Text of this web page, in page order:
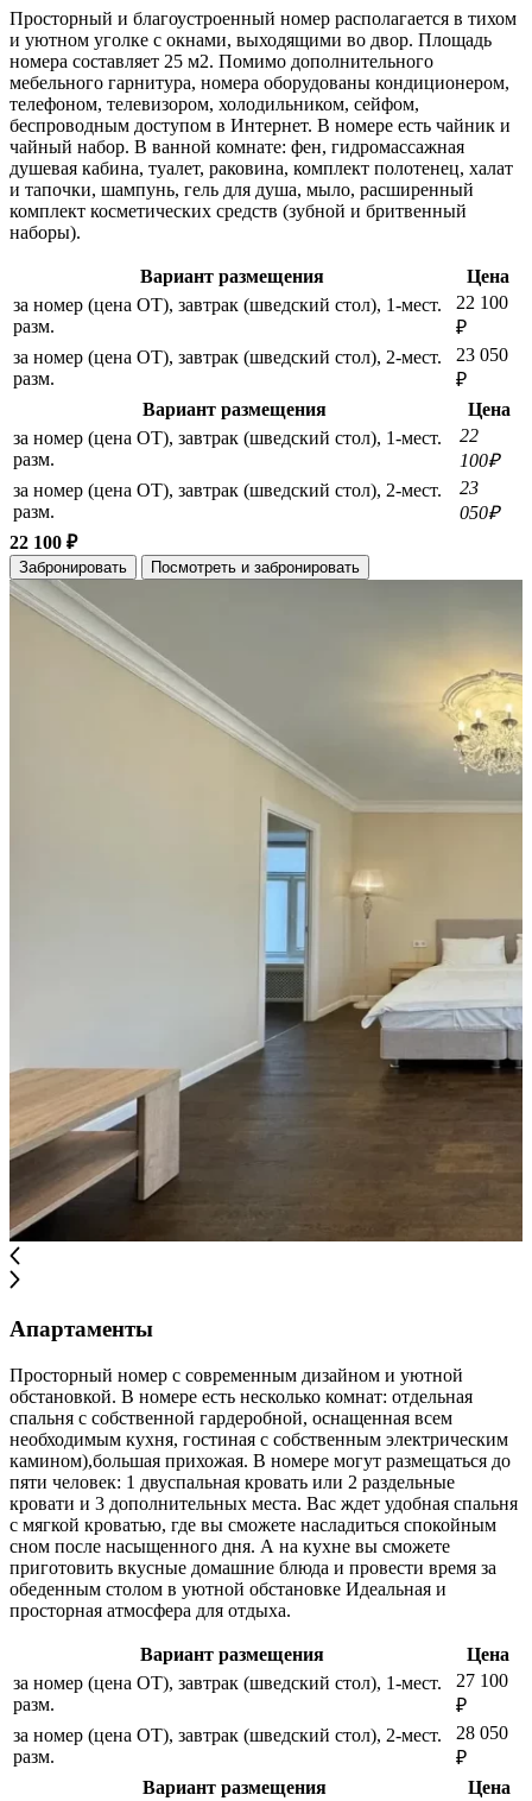
Просторный и благоустроенный номер располагается в тихом
и уютном уголке с окнами, выходящими во двор. Площадь
номера составляет 25 м2. Помимо дополнительного
мебельного гарнитура, номера оборудованы кондиционером,
телефоном, телевизором, холодильником, сейфом,
беспроводным доступом в Интернет. В номере есть чайник и
чайный набор. В ванной комнате: фен, гидромассажная
душевая кабина, туалет, раковина, комплект полотенец, халат
и тапочки, шампунь, гель для душа, мыло, расширенный
комплект косметических средств (зубной и бритвенный
наборы).
Вариант размещения
Цена
за номер (цена ОТ), завтрак (шведский стол), 1-мест.
разм.
22 100
₽
за номер (цена ОТ), завтрак (шведский стол), 2-мест.
разм.
23 050
₽
Вариант размещения
Цена
за номер (цена ОТ), завтрак (шведский стол), 1-мест.
разм.
22
100₽
за номер (цена ОТ), завтрак (шведский стол), 2-мест.
разм.
23
050₽
22 100 ₽
Забронировать Посмотреть и забронировать
Апартаменты
Просторный номер с современным дизайном и уютной
обстановкой. В номере есть несколько комнат: отдельная
спальня с собственной гардеробной, оснащенная всем
необходимым кухня, гостиная с собственным электрическим
камином),большая прихожая. В номере могут размещаться до
пяти человек: 1 двуспальная кровать или 2 раздельные
кровати и 3 дополнительных места. Вас ждет удобная спальня
с мягкой кроватью, где вы сможете насладиться спокойным
сном после насыщенного дня. А на кухне вы сможете
приготовить вкусные домашние блюда и провести время за
обеденным столом в уютной обстановке Идеальная и
просторная атмосфера для отдыха.
Вариант размещения
Цена
за номер (цена ОТ), завтрак (шведский стол), 1-мест.
разм.
27 100
₽
за номер (цена ОТ), завтрак (шведский стол), 2-мест.
разм.
28 050
₽
Вариант размещения
Цена